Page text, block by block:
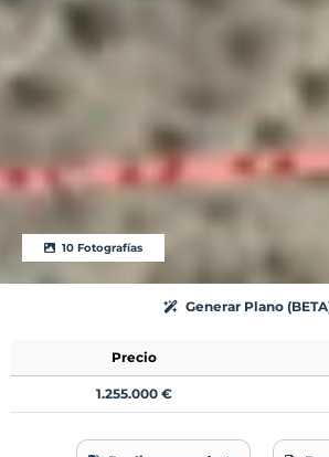
10 Fotografías
Generar Plano
Precio
1.255.000 €